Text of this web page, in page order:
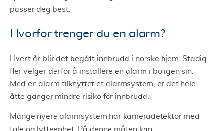
passer deg best.
Hvorfor trenger du en alarm?
Hvert år blir det begått innbrudd i norske hjem. Stadig
fler velger derfor å installere en alarm i boligen sin.
Med en alarm tilknyttet et alarmsystem, er det hele
åtte ganger mindre risiko for innbrudd.
Mange nyere alarmsystem har kameradetektor med
tale og lytteenhet. På denne måten kan